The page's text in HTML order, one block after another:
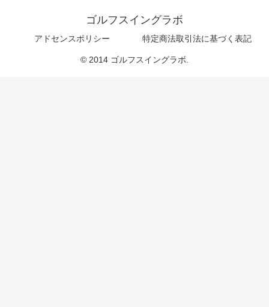
ゴルフスイングラボ
アドセンスポリシー 特定商法取引法に基づく表記
© 2014 ゴルフスイングラボ.